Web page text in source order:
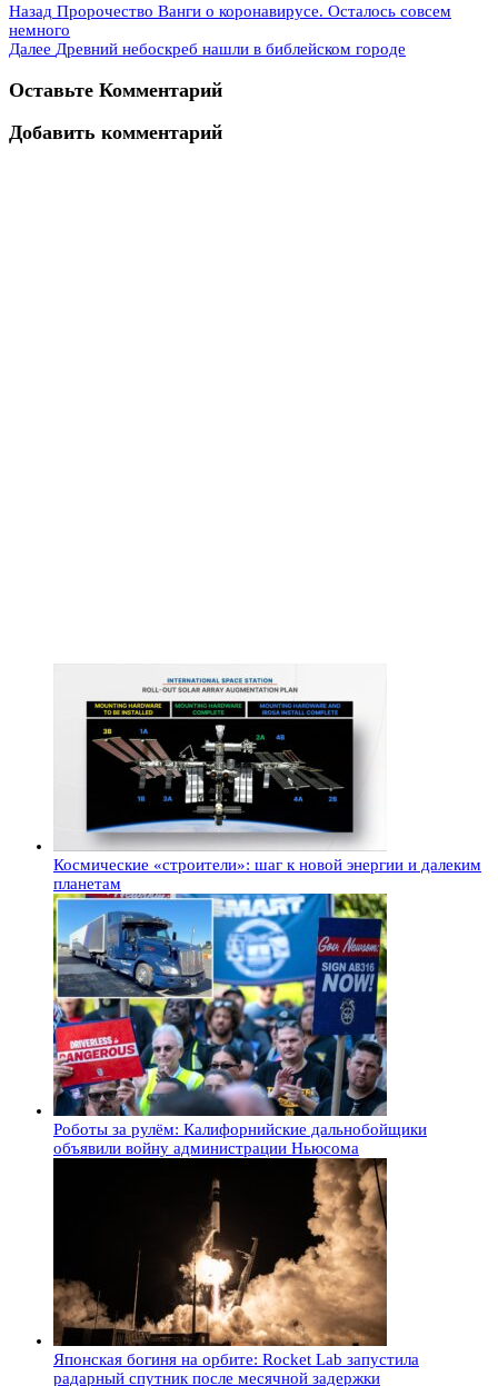
Назад Пророчество Ванги о коронавирусе. Осталось совсем
немного
Далее Древний небоскреб нашли в библейском городе
Оставьте Комментарий
Добавить комментарий
Космические «строители»: шаг к новой энергии и далеким
планетам
Роботы за рулём: Калифорнийские дальнобойщики
объявили войну администрации Ньюсома
Японская богиня на орбите: Rocket Lab запустила
радарный спутник после месячной задержки